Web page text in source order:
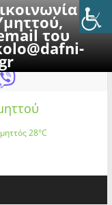
με
του
28°C